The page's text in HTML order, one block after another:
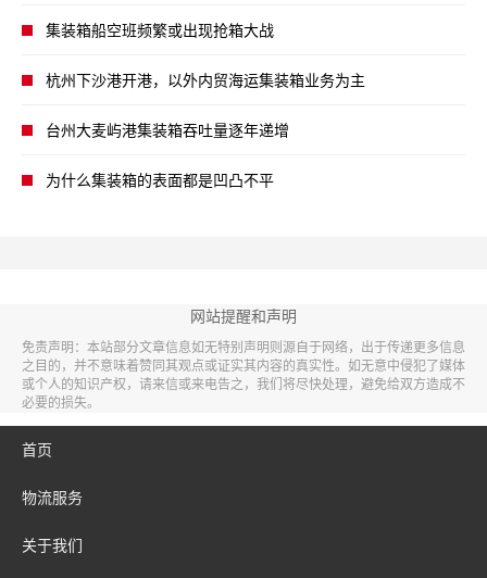
集装箱船空班频繁或出现抢箱大战
杭州下沙港开港，以外内贸海运集装箱业务为主
台州大麦屿港集装箱吞吐量逐年递增
为什么集装箱的表面都是凹凸不平
网站提醒和声明
免责声明：本站部分文章信息如无特别声明则源自于网络，出于传递更多信息
之目的，并不意味着赞同其观点或证实其内容的真实性。如无意中侵犯了媒体
或个人的知识产权，请来信或来电告之，我们将尽快处理，避免给双方造成不
必要的损失。
首页
物流服务
关于我们